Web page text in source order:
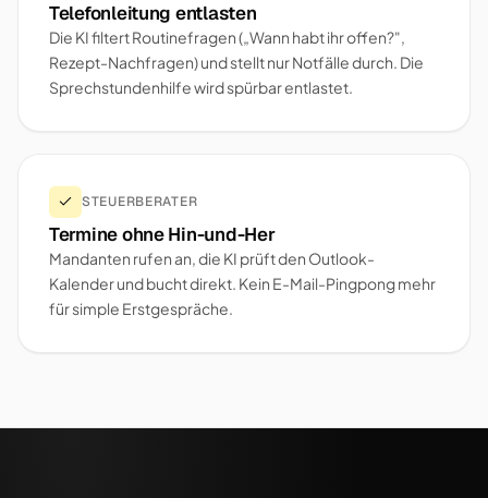
Telefonleitung entlasten
Die KI filtert Routinefragen („Wann habt ihr offen?",
Rezept-Nachfragen) und stellt nur Notfälle durch. Die
Sprechstundenhilfe wird spürbar entlastet.
STEUERBERATER
Termine ohne Hin-und-Her
Mandanten rufen an, die KI prüft den Outlook-
Kalender und bucht direkt. Kein E-Mail-Pingpong mehr
für simple Erstgespräche.